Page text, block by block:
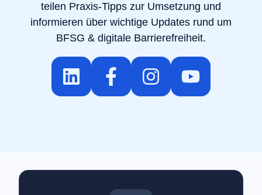
teilen Praxis-Tipps zur Umsetzung und
informieren über wichtige Updates rund um
BFSG & digitale Barrierefreiheit.